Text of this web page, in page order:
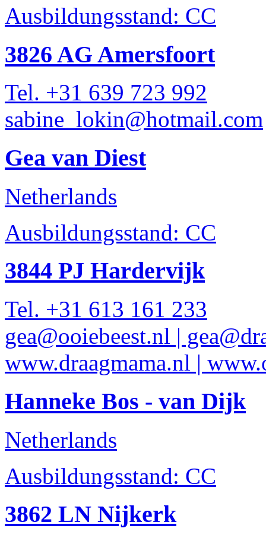
Ausbildungsstand: CC
3826 AG Amersfoort
Tel. +31 639 723 992
sabine_lokin@hotmail.com
Gea van Diest
Netherlands
Ausbildungsstand: CC
3844 PJ Hardervijk
Tel. +31 613 161 233
gea@ooiebeest.nl |
www.draagmama.nl |
Hanneke Bos - van Dijk
Netherlands
Ausbildungsstand: CC
3862 LN Nijkerk